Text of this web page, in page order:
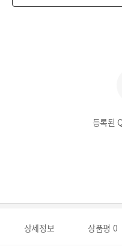
등록된
상세정보 상품평 0